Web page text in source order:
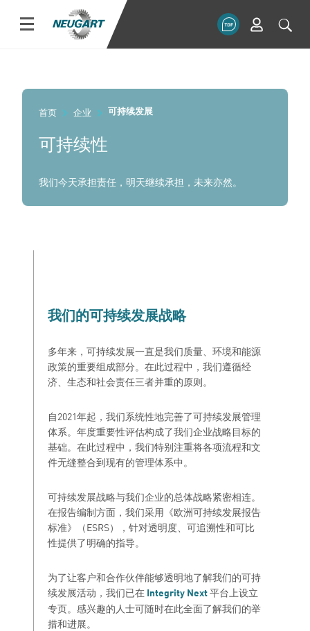
首页 企业 可持续发展
可持续性
我们今天承担责任，明天继续承担，未来亦然。
我们的可持续发展战略
多年来，可持续发展一直是我们质量、环境和能源
政策的重要组成部分。在此过程中，我们遵循经
济、生态和社会责任三者并重的原则。
自2021年起，我们系统性地完善了可持续发展管理
体系。年度重要性评估构成了我们企业战略目标的
基础。在此过程中，我们特别注重将各项流程和文
件无缝整合到现有的管理体系中。
可持续发展战略与我们企业的总体战略紧密相连。
在报告编制方面，我们采用《欧洲可持续发展报告
标准》（ESRS），针对透明度、可追溯性和可比
性提供了明确的指导。
为了让客户和合作伙伴能够透明地了解我们的可持
续发展活动，我们已在 Integrity Next平台上设立
专页。感兴趣的人士可随时在此全面了解我们的举
措和进展。